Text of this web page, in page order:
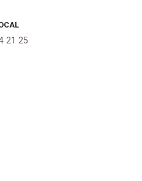
21 25